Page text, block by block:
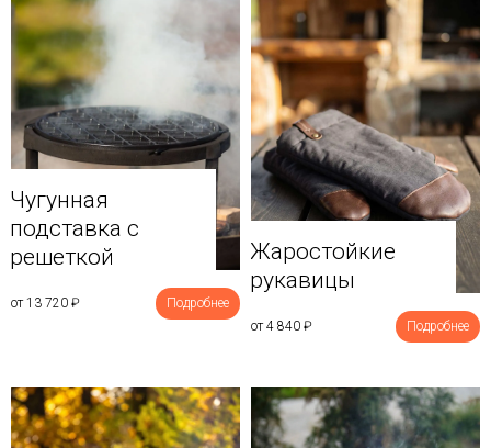
Чугунная
подставка с
решеткой
от 13 720 ₽ Подробнее
Жаростойкие
рукавицы
от 4 840 ₽ Подробнее